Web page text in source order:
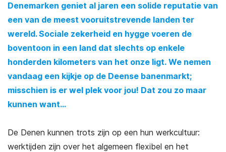
Denemarken geniet al jaren een solide reputatie van
een van de meest vooruitstrevende landen ter
wereld. Sociale zekerheid en hygge voeren de
boventoon in een land dat slechts op enkele
honderden kilometers van het onze ligt. We nemen
vandaag een kijkje op de Deense banenmarkt;
misschien is er wel plek voor jou! Dat zou zo maar
kunnen want…
De Denen kunnen trots zijn op een hun werkcultuur:
werktijden zijn over het algemeen flexibel en het